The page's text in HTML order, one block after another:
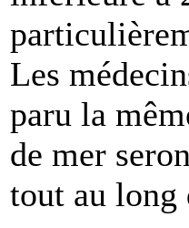
Les
paru la
de mer
tout au long